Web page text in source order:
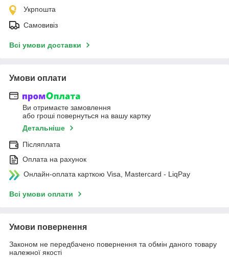
Укрпошта
Самовивіз
Всі умови доставки
Умови оплати
Ви отримаєте замовлення
або гроші повернуться на вашу картку
Детальніше
Післяплата
Оплата на рахунок
Онлайн-оплата карткою Visa, Mastercard - LiqPay
Всі умови оплати
Умови повернення
Законом не передбачено повернення та обмін даного товару
належної якості